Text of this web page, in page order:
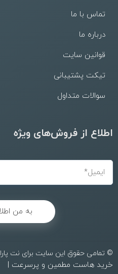
تماس با ما
درباره ما
قوانین سایت
تیکت پشتیبانی
سوالات متداول
اطلاع از فروش‌های ویژه
به من
© تمامی حقوق این سایت برای نت پارادیس
خرید هاست مطمین و پرسرعت |